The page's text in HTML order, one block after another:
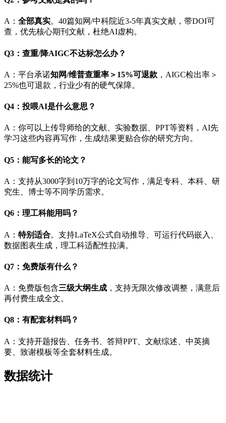
A： 全部真实。40篇知网/中科院近3-5年真实文献，带DOI可
查，优先核心期刊文献，杜绝AI虚构。
Q3：查重/降AIGC不达标怎么办？
A：平台承诺知网/维普查重率＞15%可退款 ，AIGC检出率＞
25%也可退款，行业少有的硬气保障。
Q4：投喂AI是什么意思？
A：你可以上传导师给的文献、实验数据、PPT等资料，AI先
学习这些内容再写作，生成结果更贴合你的研究方向。
Q5：能写多长的论文？
A：支持从3000字到10万字的论文写作，满足专科、本科、研
究生、博士等不同学历需求。
Q6：理工科能用吗？
A： 特别适合。支持LaTeX公式自动推导、可运行代码嵌入、
数据图表生成，理工科适配性拉满。
Q7：免费版有什么？
A：免费版包含三级大纲生成 ，支持无限次修改调整，满意后
再付费生成全文。
Q8：有配套材料吗？
A：支持开题报告、任务书、答辩PPT、文献综述、中英摘
要、致谢模板等全套材料生成。
数据统计